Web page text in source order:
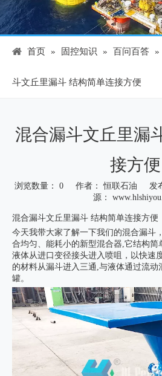
首页 » 固控知识 » 百问百答 »
斗文丘里漏斗 结构简单连接方便
混合漏斗文丘里漏
接方便
浏览数量： 0作者： 恒联石油 发
源：
混合漏斗文丘里漏斗 结构简单连接方便
今天我带大家了解一下我们的混合漏斗
合均匀、能耗小的新型混合器,它结构简
液体从进口变径接头进入喷咀，以快速
的材料从漏斗进入三通,与液体通过流动
罐。